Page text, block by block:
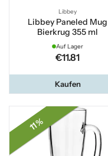
Libbey
Libbey Paneled Mug
Bierkrug 355 ml
Auf Lager
€11.81
Kaufen
11 %